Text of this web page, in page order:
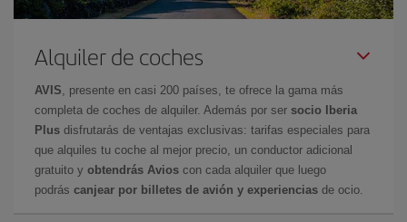
Alquiler de coches
AVIS , presente en casi 200 países, te ofrece la gama más
completa de coches de alquiler. Además por ser socio Iberia
Plus disfrutarás de ventajas exclusivas: tarifas especiales para
que alquiles tu coche al mejor precio, un conductor adicional
gratuito y obtendrás Avios con cada alquiler que luego
podrás canjear por billetes de avión y experiencias de ocio.